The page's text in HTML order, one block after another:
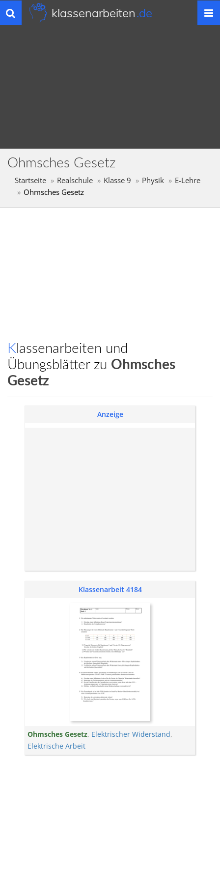
Toggle
navigation
klassenarbeiten.de
Ohmsches Gesetz
Startseite Realschule Klasse 9 Physik
E-Lehre
Ohmsches Gesetz
Klassenarbeiten und
Übungsblätter zu Ohmsches
Gesetz
Anzeige
Klassenarbeit 4184
Ohmsches Gesetz, Elektrischer Widerstand,
Elektrische Arbeit